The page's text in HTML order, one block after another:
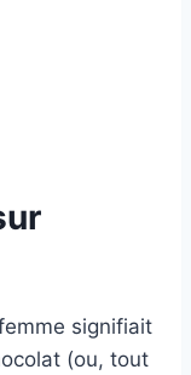
signifiait
(ou, tout